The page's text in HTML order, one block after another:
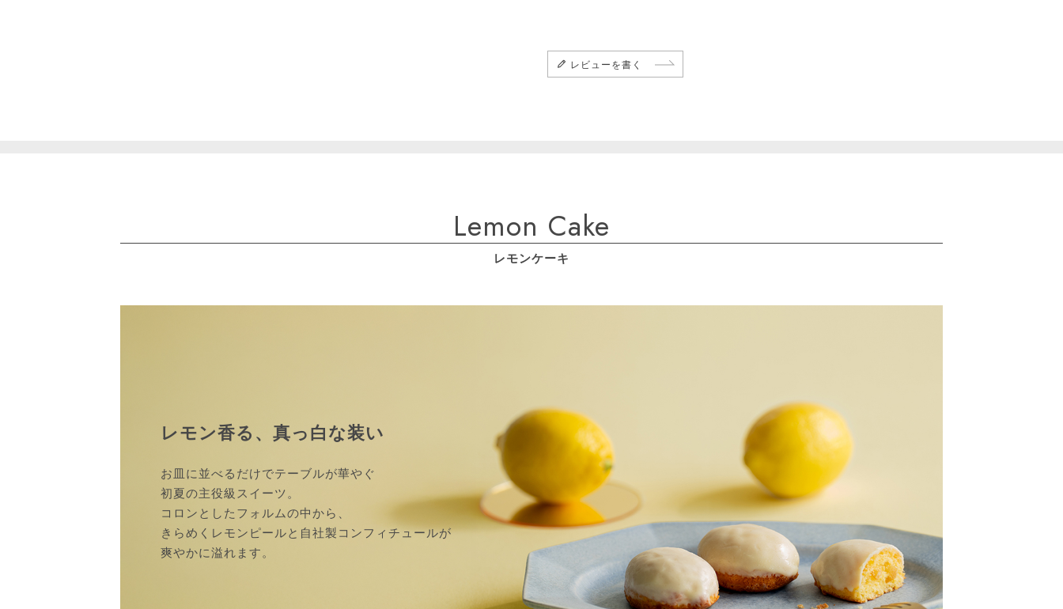
レビューを書く
Lemon Cake
レモンケーキ
レモン香る、真っ白な装い
お皿に並べるだけでテーブルが華やぐ
初夏の主役級スイーツ。
コロンとしたフォルムの中から、
きらめくレモンピールと自社製コンフィチュールが
爽やかに溢れます。